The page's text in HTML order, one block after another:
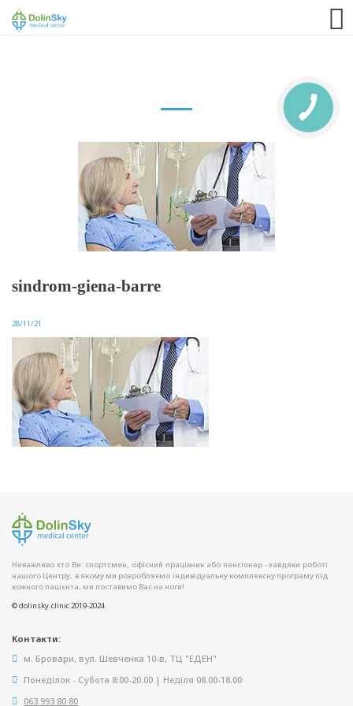
sindrom-giena-barre
28/11/21
Неважливо хто Ви: спортсмен, офісний працівник або пенсіонер - завдяки роботі
нашого Центру, в якому ми розробляємо індивідуальну комплексну програму під
кожного пацієнта, ми поставимо Вас на ноги!
© dolinsky.clinic 2019-2024
Контакти:
м. Бровари, вул. Шевченка 10-в, ТЦ "ЕДЕН"
Понеділок - Субота 8:00-20.00 | Неділя 08.00-18.00
063 993 80 80